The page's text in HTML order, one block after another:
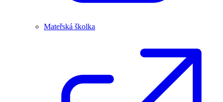
Mateřská školka